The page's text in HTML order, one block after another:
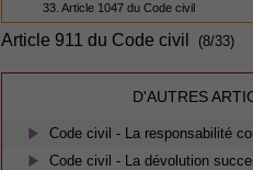
33. Article 1047 du Code civil
Article 911 du Code civil (8/33)
D'AUTRES
Code civil - La responsabilité
Code civil - La dévolution